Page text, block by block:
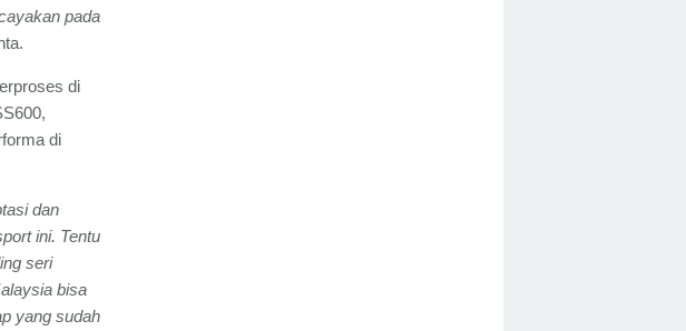
pada
di
di
dan
ini. Tentu
seri
bisa
yang sudah